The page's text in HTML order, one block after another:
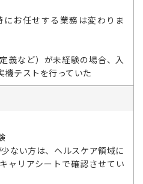
お任せする業務は変わりま
義など）が未経験の場合、入
機テストを行っていた
ない方は、ヘルスケア領域に
ャリアシートで確認させてい